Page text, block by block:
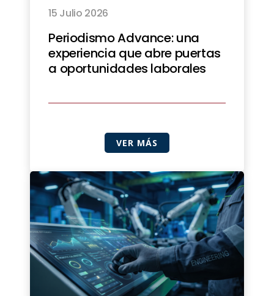
15 Julio 2026
Periodismo Advance: una
experiencia que abre puertas
a oportunidades laborales
VER MÁS